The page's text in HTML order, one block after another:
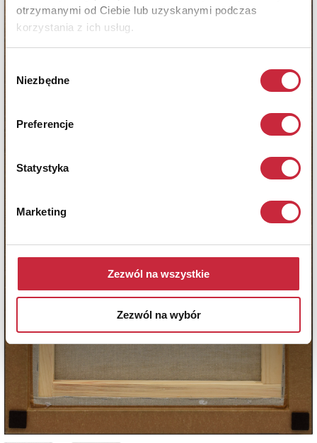
otrzymanymi od Ciebie lub uzyskanymi podczas
korzystania z ich usług.
zgody
Niezbędne
Preferencje
Statystyka
Marketing
Zezwól na wszystkie
Zezwól na wybór